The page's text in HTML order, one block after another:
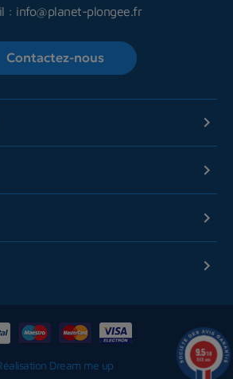
: info@planet-plongee.fr
Contactez-nous




Dream me up
9.5/10
1601 avis